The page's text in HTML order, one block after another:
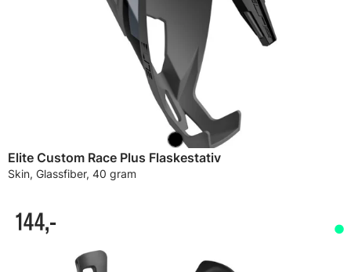
Elite Custom Race Plus Flaskestativ
Skin, Glassfiber, 40 gram
144,-